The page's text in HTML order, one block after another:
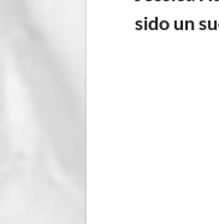
sido un